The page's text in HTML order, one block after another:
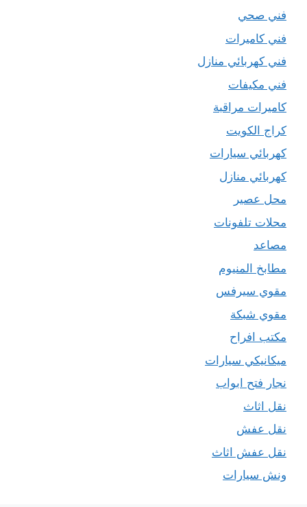
فني صحي
فني كاميرات
فني كهربائي منازل
فني مكيفات
كاميرات مراقبة
كراج الكويت
كهربائي سيارات
كهربائي منازل
محل عصير
محلات تلفونات
مصاعد
مطابخ المنيوم
مقوي سيرفس
مقوي شبكة
مكتب افراح
ميكانيكي سيارات
نجار فتح ابواب
نقل اثاث
نقل عفش
نقل عفش اثاث
ونش سيارات